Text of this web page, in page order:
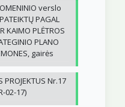
verslo
PAGAL
KAIMO PLĖTROS
PLANO
gairės
PROJEKTUS Nr.17
02-17)